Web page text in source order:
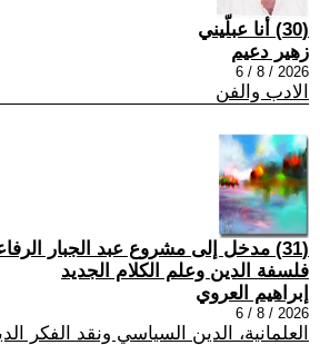
(30) أنا عبلّيني
زهير دعيم
2026 / 8 / 6
الادب والفن
(31) مدخل إلى مشروع عبد الجبار
فلسفة الدين وعلم الكلام الجديد
إبراهيم العروي
2026 / 8 / 6
العلمانية، الدين السياسي ونقد الفكر